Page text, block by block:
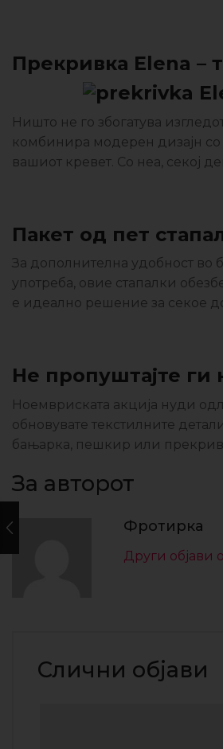
Прекривка Elena –
Ништо не го збогатува
комбинира модерен дизајн
вашиот кревет. Со неа, секој
Пакет од пет
За дополнителна удобност во
употреба, овие стапалки
е идеално решение за секое
Не пропуштајте
Ноемвриската акција нуди
обновувате текстилните
бањарка, пешкир или
За авторот
Фротирка
Други објави
Слични објави